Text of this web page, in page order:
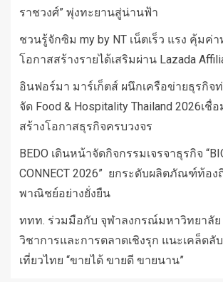
ราชวงศ์” พุ่งทะยานสู่น่านฟ้า
ชวนรู้จักซิม my by NT เน็ตเร็ว แรง คุ้มค่
โอกาสสร้างรายได้เสริมผ่าน Lazada
อินฟอร์มา มาร์เก็ตส์ ผนึกเครือข่ายธุรกิจ
จัด Food & Hospitality Thailand 2026เชื่
สร้างโอกาสธุรกิจครบวงจร
BEDO เดินหน้าจัดกิจกรรมเจรจาธุรกิจ
CONNECT 2026” ยกระดับผลิตภัณฑ์ท้อง
พาณิชย์อย่างยั่งยืน
ททท. ร่วมมือกับ จุฬาลงกรณ์มหาวิทยาลั
วิชาการและการตลาดเชิงรุก แนะเคล็ดลั
เที่ยวไทย “ขายได้ ขายดี ขายนาน”